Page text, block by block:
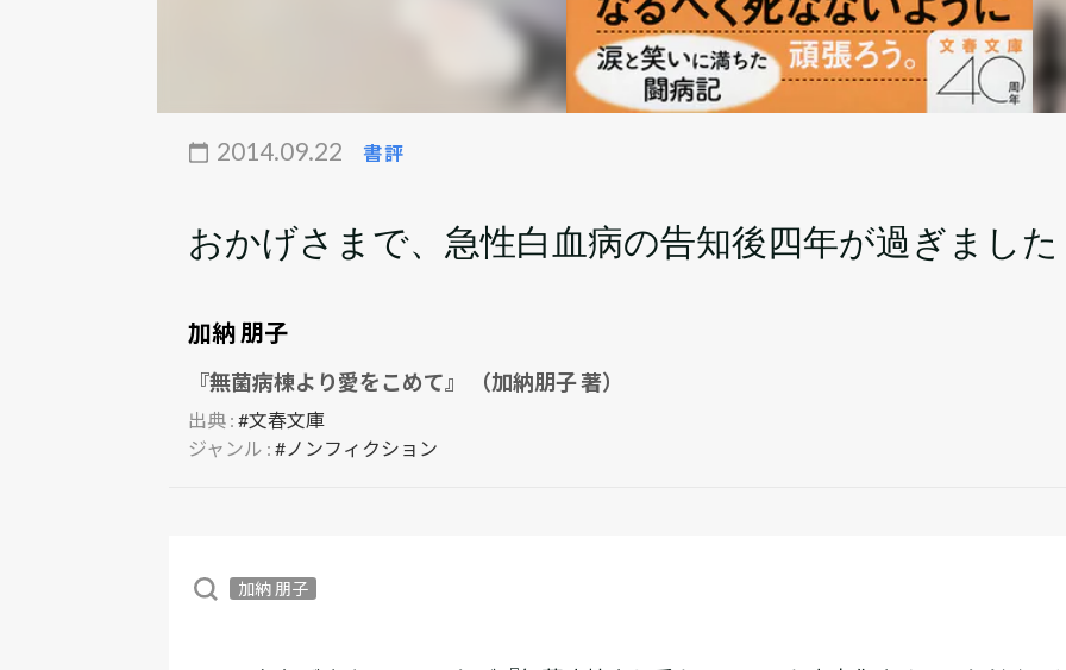
2014.09.22 書評
おかげさまで、急性白血病の告知後四年が過ぎました
加納 朋子
『無菌病棟より愛をこめて』 （加納朋子 著）
出典 : #文春文庫
ジャンル : #ノンフィクション
加納 朋子